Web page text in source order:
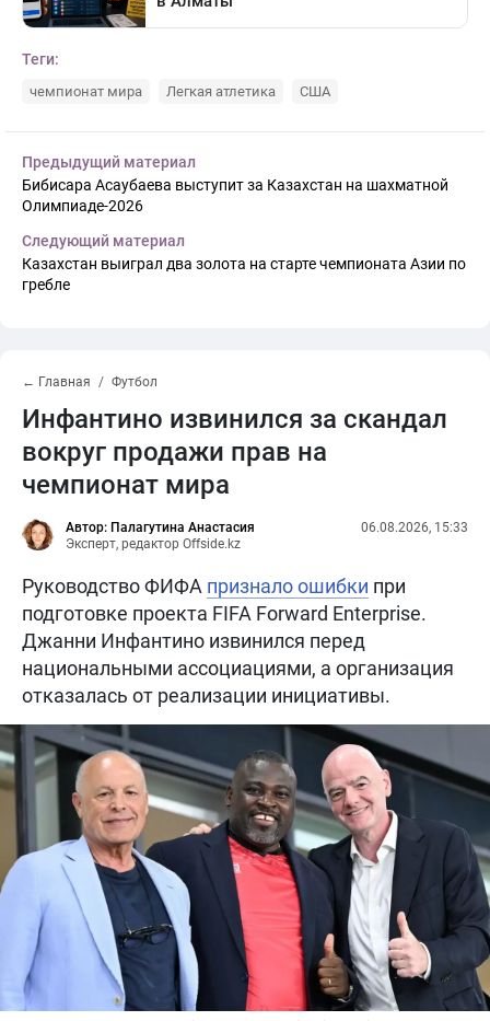
Теги:
чемпионат мира Легкая атлетика США
Предыдущий материал
Бибисара Асаубаева выступит за Казахстан на шахматной
Олимпиаде-2026
Следующий материал
Казахстан выиграл два золота на старте чемпионата Азии по
гребле
← Главная Футбол
Инфантино извинился за скандал
вокруг продажи прав на
чемпионат мира
Автор: Палагутина Анастасия
Эксперт, редактор Offside.kz
06.08.2026, 15:33
Руководство ФИФА признало ошибки при
подготовке проекта FIFA Forward Enterprise.
Джанни Инфантино извинился перед
национальными ассоциациями, а организация
отказалась от реализации инициативы.